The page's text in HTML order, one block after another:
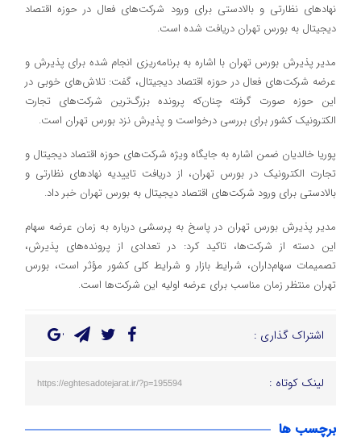
نهادهای نظارتی و بالادستی برای ورود شرکت‌های فعال در حوزه اقتصاد
دیجیتال به بورس تهران دریافت شده است.
مدیر پذیرش بورس تهران با اشاره به برنامه‌ریزی انجام شده برای پذیرش و
عرضه شرکت‌های فعال در حوزه اقتصاد دیجیتال، گفت: تلاش‌های خوبی در
این حوزه صورت گرفته چنان‌که پرونده بزرگ‌ترین شرکت‌های تجارت
الکترونیک کشور برای بررسی درخواست و پذیرش نزد بورس تهران است.
پوریا خالدیان ضمن اشاره به جایگاه ویژه شرکت‌های حوزه اقتصاد دیجیتال و
تجارت الکترونیک در بورس تهران، از دریافت تاییدیه نهادهای نظارتی و
بالادستی برای ورود شرکت‌های اقتصاد دیجیتال به بورس تهران خبر داد.
مدیر پذیرش بورس تهران در پاسخ به پرسشی درباره به زمان عرضه سهام
این دسته از شرکت‌ها، تاکید کرد: در تعدادی از پرونده‌های پذیرش،
تصمیمات سهام‌داران، شرایط بازار و شرایط کلی کشور مؤثر است، بورس
تهران منتظر زمان مناسب برای عرضه اولیه این شرکت‌ها است.
اشتراک گذاری :
لینک کوتاه : https://eghtesadotejarat.ir/?p=195594
برچسب ها